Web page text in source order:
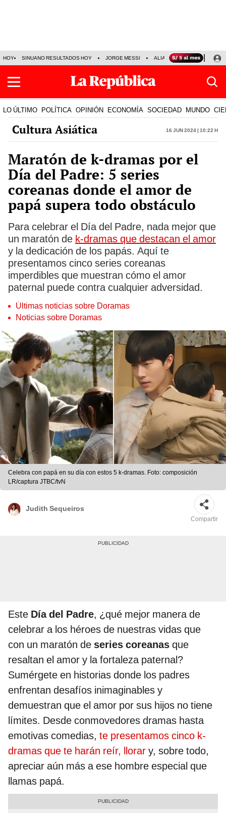
HOY SINUANO RESULTADOS HOY JORGE MESSI ALIANZA LIMA VS SPORT
LO ÚLTIMO POLÍTICA OPINIÓN ECONOMÍA SOCIEDAD MUNDO
Cultura Asiática 16 Jun 2024 | 10:22 h
Maratón de k-dramas por el
Día del Padre: 5 series
coreanas donde el amor de
papá supera todo obstáculo
Para celebrar el Día del Padre, nada mejor que
un maratón de k-dramas que destacan el amor
y la dedicación de los papás. Aquí te
presentamos cinco series coreanas
imperdibles que muestran cómo el amor
paternal puede contra cualquier adversidad.
Últimas noticias sobre Doramas
Noticias sobre Doramas
Celebra con papá en su día con estos 5 k-dramas. Foto: composición
LR/captura JTBC/tvN
Judith Sequeiros
Compartir
Este Día del Padre, ¿qué mejor manera de
celebrar a los héroes de nuestras vidas que
con un maratón de series coreanas que
resaltan el amor y la fortaleza paternal?
Sumérgete en historias donde los padres
enfrentan desafíos inimaginables y
demuestran que el amor por sus hijos no tiene
límites. Desde conmovedores dramas hasta
emotivas comedias, te presentamos cinco k-
dramas que te harán reír, llorar y, sobre todo,
apreciar aún más a ese hombre especial que
llamas papá.